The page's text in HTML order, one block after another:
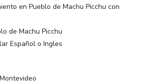
en Pueblo de Machu Picchu con
de Machu Picchu
Español o Ingles